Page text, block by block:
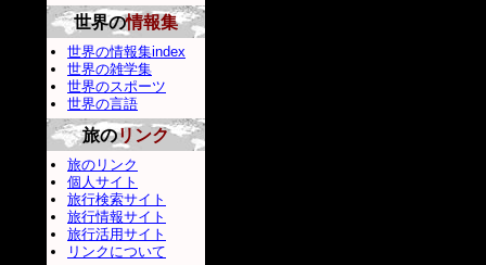
世界の情報集
世界の情報集index
世界の雑学集
世界のスポーツ
世界の言語
旅のリンク
旅のリンク
個人サイト
旅行検索サイト
旅行情報サイト
旅行活用サイト
リンクについて